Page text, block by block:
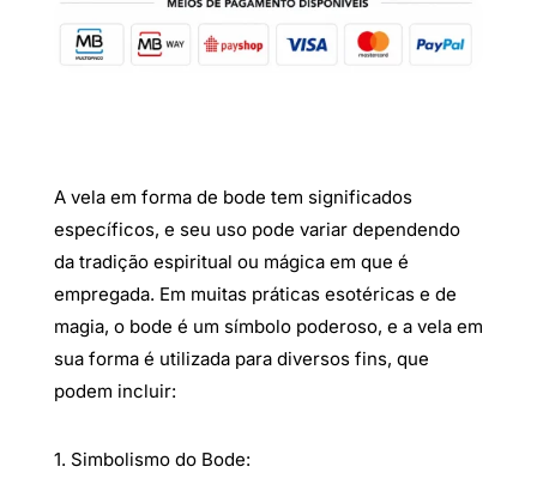
A vela em forma de bode tem significados
específicos, e seu uso pode variar dependendo
da tradição espiritual ou mágica em que é
empregada. Em muitas práticas esotéricas e de
magia, o bode é um símbolo poderoso, e a vela em
sua forma é utilizada para diversos fins, que
podem incluir:
1. Simbolismo do Bode: